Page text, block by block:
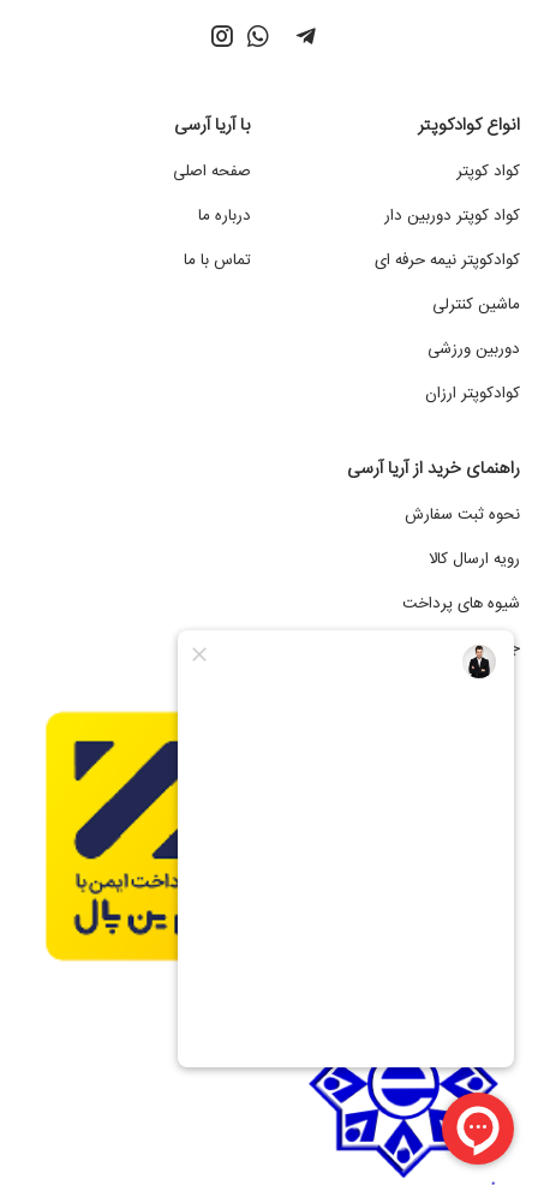
انواع کوادکوپتر
کواد کوپتر
کواد کوپتر دوربین دار
کوادکوپتر نیمه حرفه ای
ماشین کنترلی
دوربین ورزشی
کوادکوپتر ارزان
با آریا آرسی
صفحه اصلی
درباره ما
تماس با ما
راهنمای خرید از آریا آرسی
نحوه ثبت سفارش
رویه ارسال کالا
شیوه های پرداخت
جشنواره فروش اقساطی